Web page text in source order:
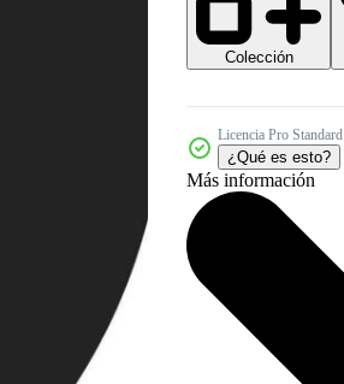
Colección
Licencia Pro Standard
¿Qué es esto?
Más información